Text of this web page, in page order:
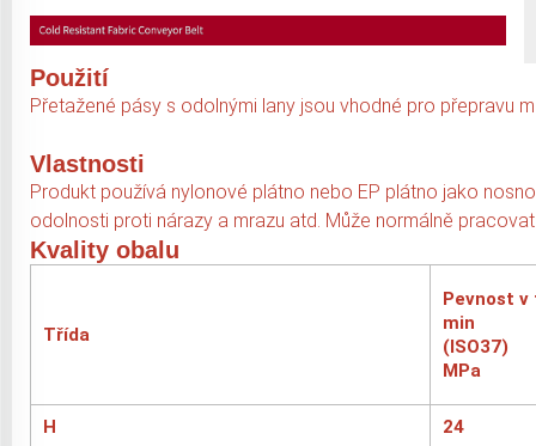
Použití
Přetažené pásy s odolnými lany jsou vhodné pro přepravu
Vlastnosti
Produkt používá nylonové plátno nebo EP plátno jako
odolnosti proti nárazy a mrazu atd. Může normálně
Kvality obalu
Třída
Pevnost v
min
(ISO37)
MPa
H 24